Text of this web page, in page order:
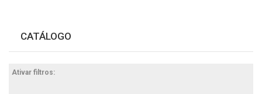
CATÁLOGO
Ativar filtros: